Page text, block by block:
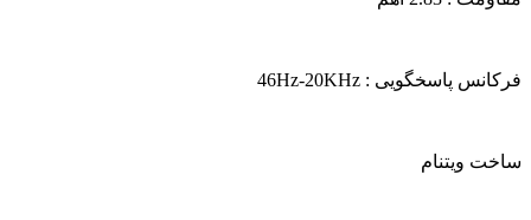
فرکانس پاسخگویی : 46Hz-20KHz
ساخت ویتنام